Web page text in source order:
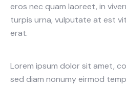
eros nec quam laoreet, in
turpis urna, vulputate at est
erat.
Lorem ipsum dolor sit amet,
sed diam nonumy eirmod